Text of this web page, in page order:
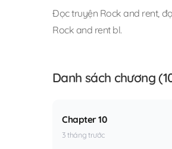
Đọc truyện Rock and rent,
Rock and rent bl.
Danh sách chương
Chapter 10
3 tháng trước